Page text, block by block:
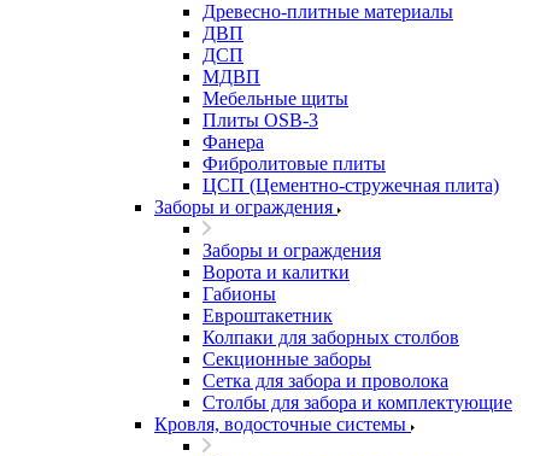
Древесно-плитные материалы
ДВП
ДСП
МДВП
Мебельные щиты
Плиты OSB-3
Фанера
Фибролитовые плиты
ЦСП (Цементно-стружечная плита)
Заборы и ограждения
Заборы и ограждения
Ворота и калитки
Габионы
Евроштакетник
Колпаки для заборных столбов
Секционные заборы
Сетка для забора и проволока
Столбы для забора и комплектующие
Кровля, водосточные системы